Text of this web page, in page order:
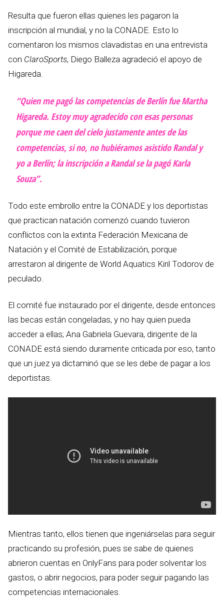
Resulta que fueron ellas quienes les pagaron la
inscripción al mundial, y no la CONADE. Esto lo
comentaron los mismos clavadistas en una entrevista
con ClaroSports, Diego Balleza agradeció el apoyo de
Higareda.
“Quien me pagó las competencias de Berlín fue Martha
Higareda. Estoy muy agradecido con esas personas
porque me caen del cielo justamente antes de las
competencias, si no, no hubiéramos asistido Randal y
yo a Berlín; la inscripción a Randal se la pagó Karla
Souza”.
Todo este embrollo entre la CONADE y los deportistas
que practican natación comenzó cuando tuvieron
conflictos con la extinta Federación Mexicana de
Natación y el Comité de Estabilización, porque
arrestaron al dirigente de World Aquatics Kiril Todorov de
peculado.
El comité fue instaurado por el dirigente, desde entonces
las becas están congeladas, y no hay quien pueda
acceder a ellas; Ana Gabriela Guevara, dirigente de la
CONADE está siendo duramente criticada por eso, tanto
que un juez ya dictaminó que se les debe de pagar a los
deportistas.
Mientras tanto, ellos tienen que ingeniárselas para seguir
practicando su profesión, pues se sabe de quienes
abrieron cuentas en OnlyFans para poder solventar los
gastos, o abrir negocios, para poder seguir pagando las
competencias internacionales.